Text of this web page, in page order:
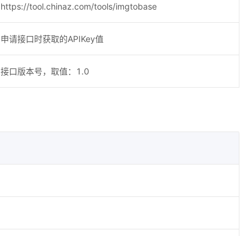
https://tool.chinaz.com/tools/imgtobase
申请接口时获取的APIKey值
接口版本号，取值：1.0